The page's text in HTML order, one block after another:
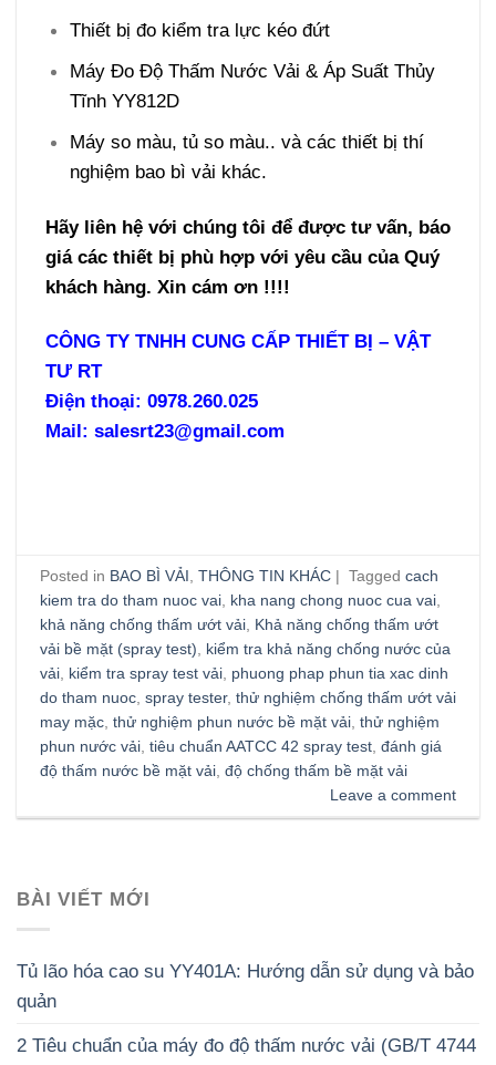
Thiết bị đo kiểm tra lực kéo đứt
Máy Đo Độ Thấm Nước Vải & Áp Suất Thủy
Tĩnh YY812D
Máy so màu,tủ so màu.. và các thiết bị thí
nghiệm bao bì vải khác.
Hãy liên hệ với chúng tôi để được tư vấn, báo
giá các thiết bị phù hợp với yêu cầu của Quý
khách hàng. Xin cám ơn !!!!
CÔNG TY TNHH CUNG CẤP THIẾT BỊ – VẬT
TƯ RT
Điện thoại: 0978.260.025
Mail: salesrt23@gmail.com
Posted in BAO BÌ VẢI THÔNG TIN KHÁC| Tagged cach
kiem tra do tham nuoc vai, kha nang chong nuoc cua vai,
khả năng chống thấm ướt vải, Khả năng chống thấm ướt
vải bề mặt (spray test)
kiểm tra khả năng chống nước của
vải, kiểm tra spray test vải, phuong phap phun tia xac dinh
do tham nuoc, spray tester, thử nghiệm chống thấm ướt vải
may mặc, thử nghiệm phun nước bề mặt vải, thử nghiệm
phun nước vải, tiêu chuẩn AATCC 42 spray test, đánh giá
độ thấm nước bề mặt vải, độ chống thấm bề mặt vải
Leave a comment
BÀI VIẾT MỚI
Tủ lão hóa cao su YY401A: Hướng dẫn sử dụng và bảo
quản
2 Tiêu chuẩn của máy đo độ thấm nước vải (GB/T 4744